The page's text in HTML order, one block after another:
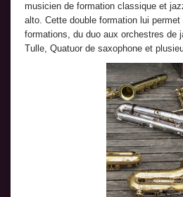
musicien de formation classique et
alto. Cette double formation lui
formations, du duo aux orchestres de
Tulle, Quatuor de saxophone et